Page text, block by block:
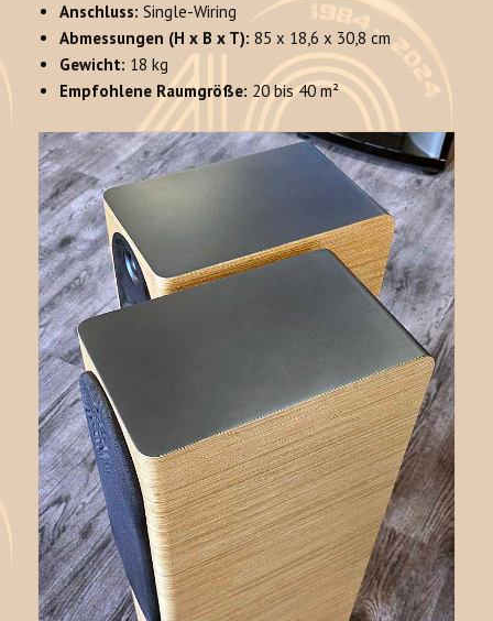
Anschluss: Single-Wiring
Abmessungen (H x B x T): 85 x 18,6 x 30,8 cm
Gewicht: 18 kg
Empfohlene Raumgröße: 20 bis 40 m²